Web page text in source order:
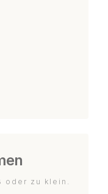
oder zu klein.